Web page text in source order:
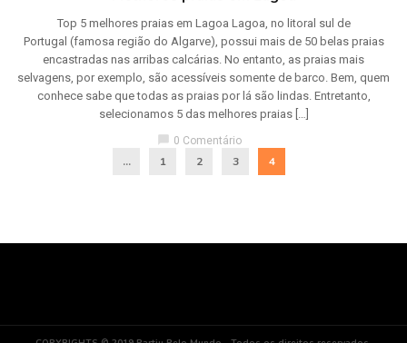
Top 5 melhores praias em Lagoa Lagoa, no litoral sul de
Portugal (famosa região do Algarve), possui mais de 50 belas praias
encastradas nas arribas calcárias. No entanto, as praias mais
selvagens, por exemplo, são acessíveis somente de barco. Bem, quem
conhece sabe que todas as praias por lá são lindas. Entretanto,
selecionamos 5 das melhores praias […]
chat_bubble 0 Comentário
... 1 2 3 4